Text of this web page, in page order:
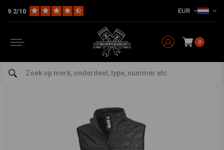
9.2/10 EUR
0
The Biker Vesten
bekijk alles van By City
Vest II | Zwart | Kies Maat